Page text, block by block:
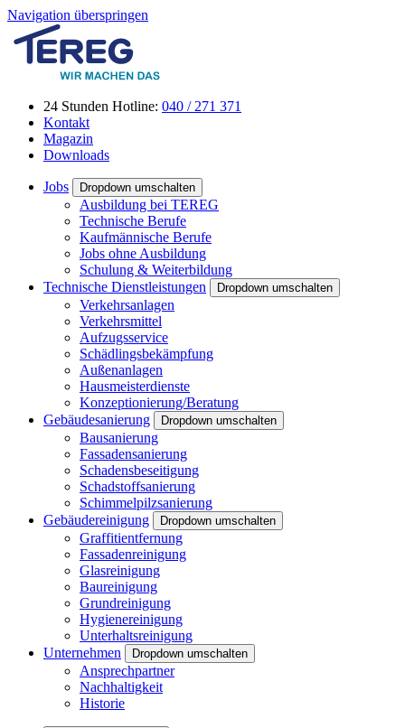
Navigation überspringen
24 Stunden Hotline: 040 / 271 371
Kontakt
Magazin
Downloads
Jobs Dropdown umschalten
Ausbildung bei TEREG
Technische Berufe
Kaufmännische Berufe
Jobs ohne Ausbildung
Schulung & Weiterbildung
Technische Dienstleistungen
Dropdown umschalten
Verkehrsanlagen
Verkehrsmittel
Aufzugsservice
Schädlingsbekämpfung
Außenanlagen
Hausmeisterdienste
Konzeptionierung/Beratung
Gebäudesanierung
Dropdown umschalten
Bausanierung
Fassadensanierung
Schadensbeseitigung
Schadstoffsanierung
Schimmelpilzsanierung
Gebäudereinigung
Dropdown umschalten
Graffitientfernung
Fassadenreinigung
Glasreinigung
Baureinigung
Grundreinigung
Hygienereinigung
Unterhaltsreinigung
Unternehmen
Dropdown umschalten
Ansprechpartner
Nachhaltigkeit
Historie